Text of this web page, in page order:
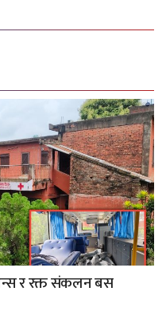
र रक्त संकलन बस